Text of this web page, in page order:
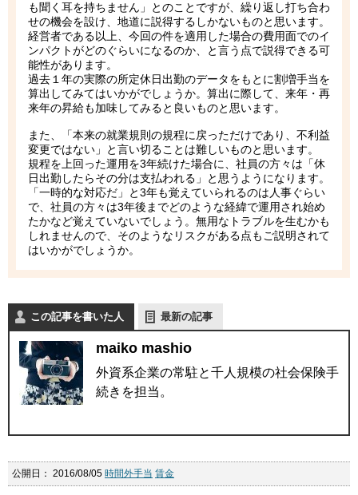
も聞く耳を持ちません」とのことですが、繰り返し打ち合わ
せの機会を設け、地道に説得するしかないものと思います。
経営者である以上、今回の件を適用した場合の費用面でのイ
ンパクトがどのぐらいになるのか、と言う点で説得できる可
能性があります。
過去１年の実際の所定休日出勤のデータをもとに割増手当を
算出してみてはいかがでしょうか。算出に際して、来年・再
来年の昇給も加味してみると良いものと思います。
また、「本来の就業規則の規程に戻っただけであり、不利益
変更ではない」と言い切ることは難しいものと思います。
規程を上回った運用を3年続けた場合に、社員の方々は「休
日出勤したらその分は支払われる」と思うようになります。
「一時的な対応だ」と3年も覚えていられるのは人事ぐらい
で、社員の方々は3年後までどのような経緯で運用され始め
たかなど覚えていないでしょう。無用なトラブルを生むかも
しれませんので、そのようなリスクがある点もご説明されて
はいかがでしょうか。
この記事を書いた人 最新の記事
maiko mashio
外資系企業の常駐と千人規模の社会保険手
続きを担当。
公開日： 2016/08/05 時間外手当 賃金